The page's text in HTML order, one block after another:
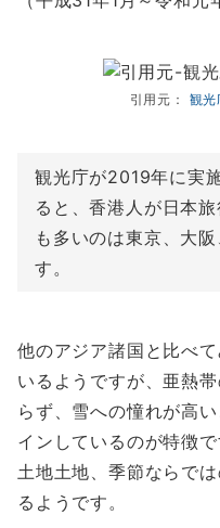
引用元： 観光
観光庁が2019年に実
ると、香港人が日本
も多いのは東京、大
す。
他のアジア諸国と比べ
いるようですが、亜熱
らず、雪への憧れが高
インしているのが特徴
土地土地、季節ならで
るようです。